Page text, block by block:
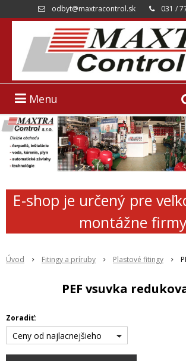
odbyt@maxtracontrol.sk 031 /
Menu
E-shop je určený pre
montážne
Úvod Fitingy a príruby Plastové fitingy
PEF vsuvka
Zoradiť:
Ceny od najlacnejšieho